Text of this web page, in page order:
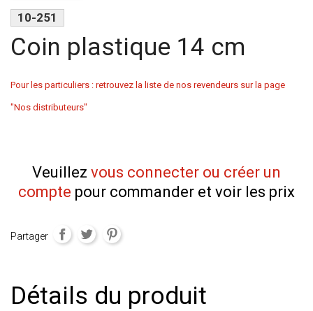
10-251
Coin plastique 14 cm
Pour les particuliers : retrouvez la liste de nos revendeurs sur la page
"Nos distributeurs"
Veuillez vous connecter ou créer un
compte pour commander et voir les prix
Partager
Détails du produit